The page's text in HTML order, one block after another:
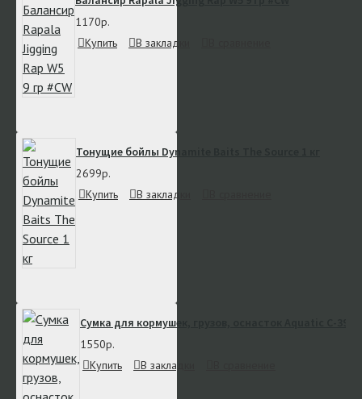
1170р.
Купить
В закладки
Тонущие бойлы Dynamite Baits The Source 1 кг
2699р.
Купить
В закладки
Сумка для кормушек, грузов, оснасток Aquatic С-39С
1550р.
Купить
В закладки